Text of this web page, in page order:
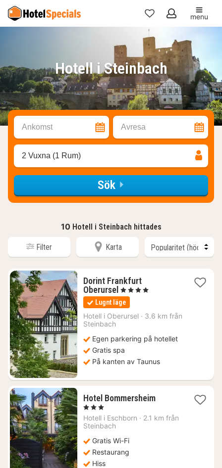
Mina
favoriter
menu
Hotell i Steinbach
Ankomst Avresa
2 Vuxna (1 Rum)
Sök
10 Hotell i Steinbach hittades
Filter Karta
Dorint Frankfurt
Oberursel 1
natt
från
1268
, 4 Stjärnor
Lugnt läge
Hotell i Oberursel · 3.6 km från
Steinbach
Egen parkering på hotellet
Gratis spa
På kanten av Taunus
Hotel Bommersheim1
från
, 3 Stjärnor
Hotell i Eschborn · 2.1 km från
Steinbach
Gratis Wi-Fi
Restaurang
Hiss